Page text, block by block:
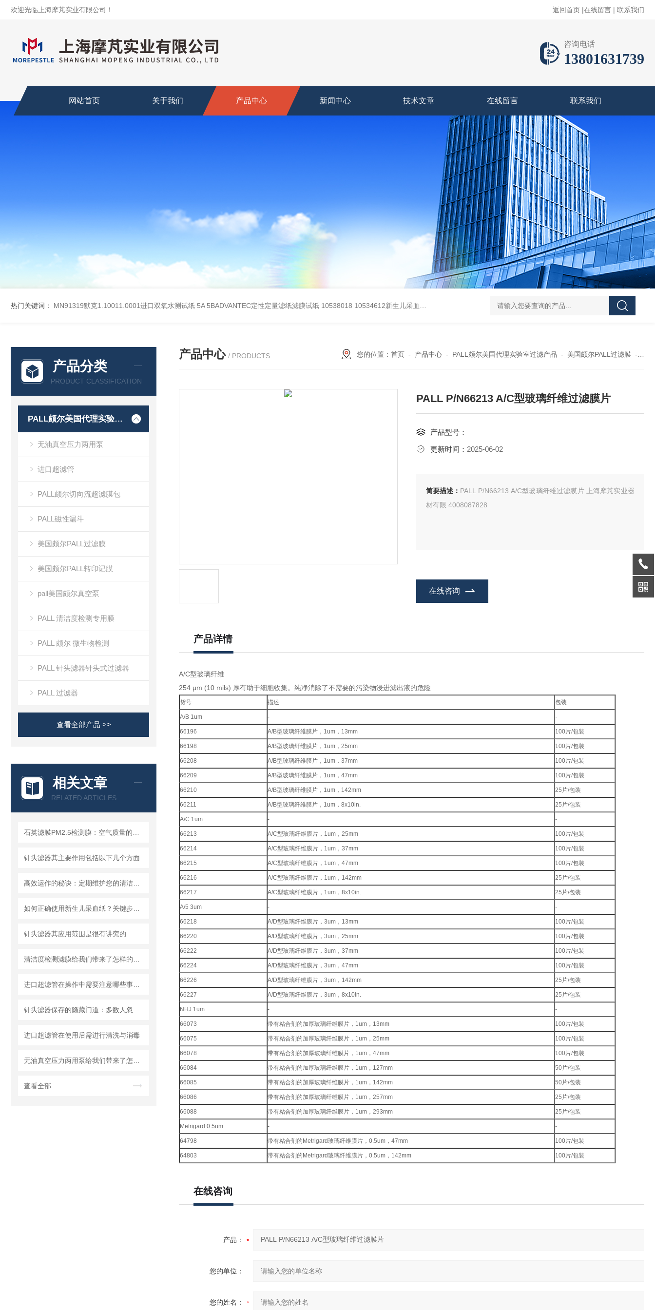
欢迎光临上海摩芃实业有限公司！ 返回首页 |在线留言 | 联系我们
咨询电话
13801631739
网站首页 关于我们 产品中心 新闻中心 技术文章 在线留言 联系我们
热门关键词： MN91319默克1.10011.0001进口双氧水测试纸 5A 5BADVANTEC定性定量滤纸滤膜试纸 10538018 10534612新生儿采血纸 3119-0050无菌339652 23-2263赛默飞离心管 UFC903096 MAP001
产品分类
PRODUCT CLASSIFICATION
PALL颇尔美国代理实验室过滤产品
无油真空压力两用泵
进口超滤管
PALL颇尔切向流超滤膜包
PALL磁性漏斗
美国颇尔PALL过滤膜
美国颇尔PALL转印记膜
pall美国颇尔真空泵
PALL 清洁度检测专用膜
PALL 颇尔 微生物检测
PALL 针头滤器针头式过滤器
PALL 过滤器
查看全部产品 >>
相关文章
RELATED ARTICLES
针头滤器其主要作用包括以下几个方面
针头滤器其应用范围是很有讲究的
进口超滤管在使用后需进行清洗与消毒
查看全部
产品中心 / PRODUCTS 您的位置： 首页- 产品中心- PALL颇尔美国代理实验室过滤产品 - 美国颇尔PALL过滤膜-
PALL P/N66213 A/C型玻璃纤维过滤膜片
产品型号：
更新时间： 2025-06-02
简要描述： PALL P/N66213 A/C型玻璃纤维过滤膜片 上海摩芃实业器
材有限 4008087828
在线咨询
产品详情
A/C型玻璃纤维
254 µm (10 mils) 厚有助于细胞收集。纯净消除了不需要的污染物浸进滤出液的危险
货号 描述 包装
A/B 1um - -
66196 A/B型玻璃纤维膜片，1um，13mm 100片/包装
66198 A/B型玻璃纤维膜片，1um，25mm 100片/包装
66208 A/B型玻璃纤维膜片，1um，37mm 100片/包装
66209 A/B型玻璃纤维膜片，1um，47mm 100片/包装
66210 A/B型玻璃纤维膜片，1um，142mm 25片/包装
66211 A/B型玻璃纤维膜片，1um，8x10in. 25片/包装
A/C 1um - -
66213 A/C型玻璃纤维膜片，1um，25mm 100片/包装
66214 A/C型玻璃纤维膜片，1um，37mm 100片/包装
66215 A/C型玻璃纤维膜片，1um，47mm 100片/包装
66216 A/C型玻璃纤维膜片，1um，142mm 25片/包装
66217 A/C型玻璃纤维膜片，1um，8x10in. 25片/包装
A/5 3um - -
66218 A/D型玻璃纤维膜片，3um，13mm 100片/包装
66220 A/D型玻璃纤维膜片，3um，25mm 100片/包装
66222 A/D型玻璃纤维膜片，3um，37mm 100片/包装
66224 A/D型玻璃纤维膜片，3um，47mm 100片/包装
66226 A/D型玻璃纤维膜片，3um，142mm 25片/包装
66227 A/D型玻璃纤维膜片，3um，8x10in. 25片/包装
NHJ 1um - -
66073 带有粘合剂的加厚玻璃纤维膜片，1um，13mm 100片/包装
66075 带有粘合剂的加厚玻璃纤维膜片，1um，25mm 100片/包装
66078 带有粘合剂的加厚玻璃纤维膜片，1um，47mm 100片/包装
66084 带有粘合剂的加厚玻璃纤维膜片，1um，127mm 50片/包装
66085 带有粘合剂的加厚玻璃纤维膜片，1um，142mm 50片/包装
66086 带有粘合剂的加厚玻璃纤维膜片，1um，257mm 25片/包装
66088 带有粘合剂的加厚玻璃纤维膜片，1um，293mm 25片/包装
Metrigard 0.5um - -
64798 带有粘合剂的Metrigard玻璃纤维膜片，0.5um，47mm 100片/包装
64803 带有粘合剂的Metrigard玻璃纤维膜片，0.5um，142mm 100片/包装
在线咨询
产品：
您的单位：
您的姓名：